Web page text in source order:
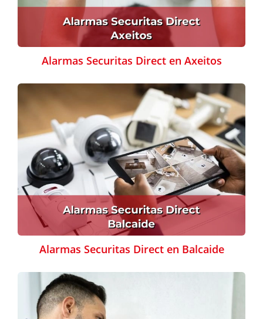
Alarmas Securitas Direct en Axeitos
Alarmas Securitas Direct en Balcaide